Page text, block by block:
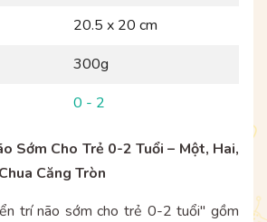
20.5 x 20 cm
300g
0 - 2
Sớm Cho Trẻ 0-2 Tuổi – Một, Hai,
Căng Tròn
trí não sớm cho trẻ 0-2 tuổi" gồm